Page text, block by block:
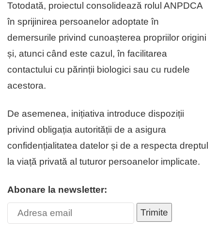
Totodată, proiectul consolidează rolul ANPDCA
în sprijinirea persoanelor adoptate în
demersurile privind cunoașterea propriilor origini
și, atunci când este cazul, în facilitarea
contactului cu părinții biologici sau cu rudele
acestora.
De asemenea, inițiativa introduce dispoziții
privind obligația autorității de a asigura
confidențialitatea datelor și de a respecta dreptul
la viață privată al tuturor persoanelor implicate.
Abonare la newsletter:
Trimite